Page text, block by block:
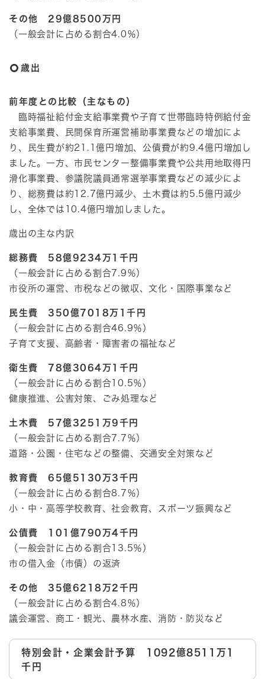
その他 29億8500万円
（一般会計に占める割合4.0％）
歳出
前年度との比較（主なもの）
臨時福祉給付金支給事業費や子育て世帯臨時特例給付金
支給事業費、民間保育所運営補助事業費などの増加によ
り、民生費が約21.1億円増加、公債費が約9.4億円増加し
ました。一方、市民センター整備事業費や公共用地取得円
滑化事業費、参議院議員通常選挙事業費などの減少によ
り、総務費は約12.7億円減少、土木費は約5.5億円減少
し、全体では10.4億円増加しました。
歳出の主な内訳
総務費 58億9234万1千円
（一般会計に占める割合7.9％）
市役所の運営、市税などの徴収、文化・国際事業など
民生費 350億7018万1千円
（一般会計に占める割合46.9％）
子育て支援、高齢者・障害者の福祉など
衛生費 78億3064万1千円
（一般会計に占める割合10.5％）
健康推進、公害対策、ごみ処理など
土木費 57億3251万9千円
（一般会計に占める割合7.7％）
道路・公園・住宅などの整備、交通安全対策など
教育費 65億5130万3千円
（一般会計に占める割合8.7％）
小・中・高等学校教育、社会教育、スポーツ振興など
公債費 101億790万4千円
（一般会計に占める割合13.5％）
市の借入金（市債）の返済
その他 35億6218万2千円
（一般会計に占める割合4.8％）
議会運営、商工・観光、農林水産、消防・防災など
特別会計・企業会計予算 1092億8511万1
千円